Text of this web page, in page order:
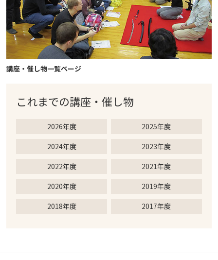
講座・催し物一覧ページ
これまでの講座・催し物
2026年度 2025年度
2024年度 2023年度
2022年度 2021年度
2020年度 2019年度
2018年度 2017年度